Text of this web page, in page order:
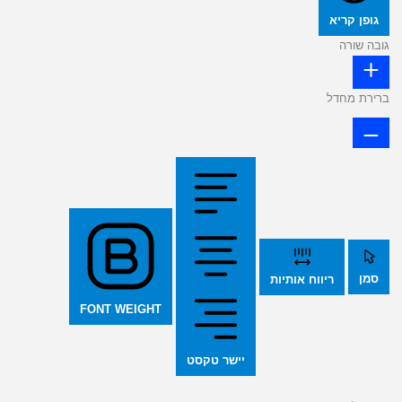
גופן קריא
גובה שורה
ברירת מחדל
סמן ריווח אותיות
יישר טקסט
FONT WEIGHT